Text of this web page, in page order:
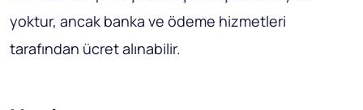
yoktur, ancak banka ve ödeme hizmetleri
tarafından ücret alınabilir.